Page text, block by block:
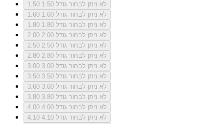
1.50
לא ניתן לבחור גודל 1.50
1.60
לא ניתן לבחור גודל 1.60
1.80
לא ניתן לבחור גודל 1.80
2.00
לא ניתן לבחור גודל 2.00
2.50
לא ניתן לבחור גודל 2.50
2.80
לא ניתן לבחור גודל 2.80
3.00
לא ניתן לבחור גודל 3.00
3.50
לא ניתן לבחור גודל 3.50
3.60
לא ניתן לבחור גודל 3.60
3.80
לא ניתן לבחור גודל 3.80
4.00
לא ניתן לבחור גודל 4.00
4.10
לא ניתן לבחור גודל 4.10